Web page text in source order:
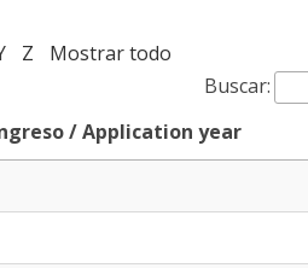
Z
Mostrar todo
Buscar:
/ Application year
/ Application year